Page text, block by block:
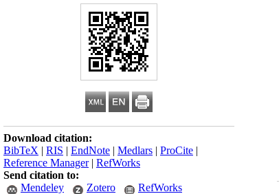
Download citation:
BibTeX | RIS | EndNote | Medlars | ProCite |
Reference Manager| RefWorks
Send citation to:
Mendeley
Zotero RefWorks